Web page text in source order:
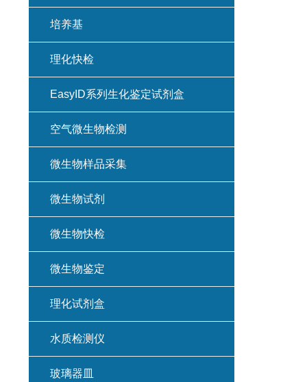
培养基
理化快检
EasyID系列生化鉴定试剂盒
空气微生物检测
微生物样品采集
微生物试剂
微生物快检
微生物鉴定
理化试剂盒
水质检测仪
玻璃器皿